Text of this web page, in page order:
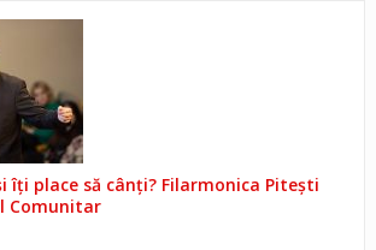
îți place să cânți? Filarmonica Pitești
Comunitar